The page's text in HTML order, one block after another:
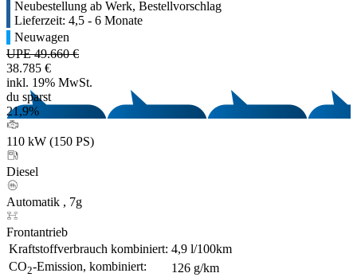
Neubestellung ab Werk, Bestellvorschlag
Lieferzeit: 4,5 - 6 Monate
Neuwagen
UPE 49.660 €
38.785 €
inkl. 19% MwSt.
du sparst
21,9%
110 kW (150 PS)
Diesel
Automatik , 7g
Frontantrieb
Kraftstoffverbrauch kombiniert: 4,9 l/100km
CO2-Emission, kombiniert:
126 g/km